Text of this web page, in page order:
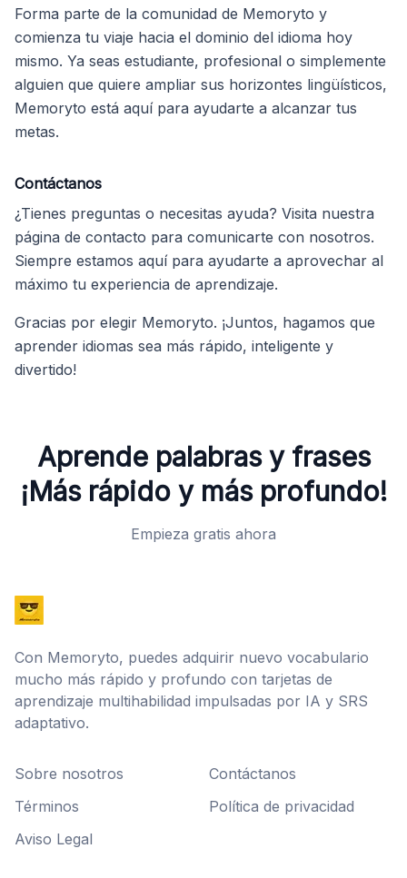
Forma parte de la comunidad de Memoryto y
comienza tu viaje hacia el dominio del idioma hoy
mismo. Ya seas estudiante, profesional o simplemente
alguien que quiere ampliar sus horizontes lingüísticos,
Memoryto está aquí para ayudarte a alcanzar tus
metas.
Contáctanos
¿Tienes preguntas o necesitas ayuda? Visita nuestra
página de contacto para comunicarte con nosotros.
Siempre estamos aquí para ayudarte a aprovechar al
máximo tu experiencia de aprendizaje.
Gracias por elegir Memoryto. ¡Juntos, hagamos que
aprender idiomas sea más rápido, inteligente y
divertido!
Aprende palabras y frases
¡Más rápido y más profundo!
Empieza gratis ahora
Con Memoryto, puedes adquirir nuevo vocabulario
mucho más rápido y profundo con tarjetas de
aprendizaje multihabilidad impulsadas por IA y SRS
adaptativo.
Sobre nosotros
Contáctanos
Términos
Política de privacidad
Aviso Legal